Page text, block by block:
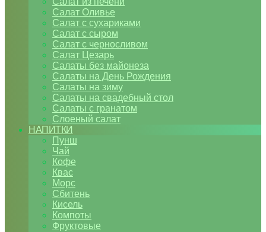
Салат Оливье
Салат с сухариками
Салат с сыром
Салат с черносливом
Салат Цезарь
Салаты без майонеза
Салаты на День Рождения
Салаты на зиму
Салаты на свадебный стол
Салаты с гранатом
Слоеный салат
НАПИТКИ
Пунш
Чай
Кофе
Квас
Морс
Сбитень
Кисель
Компоты
Фруктовые